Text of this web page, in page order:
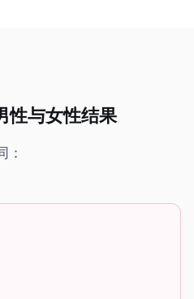
性与女性结果
：